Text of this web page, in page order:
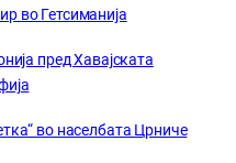
во Гетсиманија
пред Хавајската
во населбата Црниче